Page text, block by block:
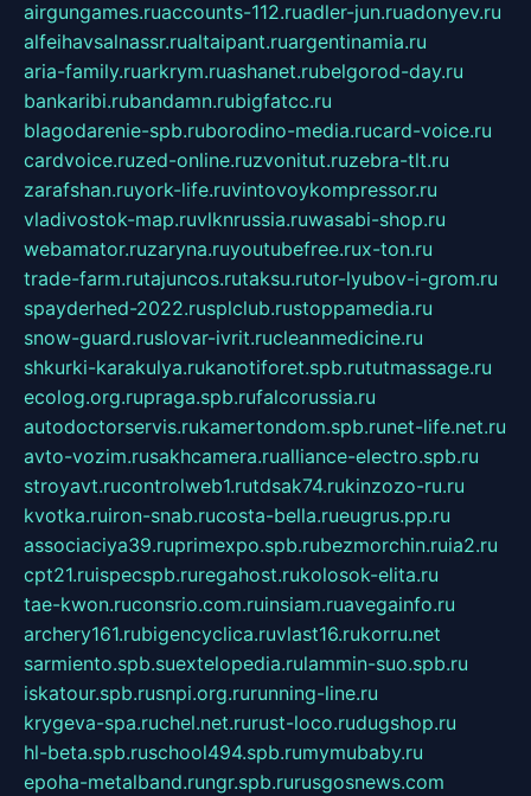
airgungames.ruaccounts-112.ruadler-jun.ruadonyev.ru
alfeihavsalnassr.rualtaipant.ruargentinamia.ru
aria-family.ruarkrym.ruashanet.rubelgorod-day.ru
bankaribi.rubandamn.rubigfatcc.ru
blagodarenie-spb.ruborodino-media.rucard-voice.ru
cardvoice.ruzed-online.ruzvonitut.ruzebra-tlt.ru
zarafshan.ruyork-life.ruvintovoykompressor.ru
vladivostok-map.ruvlknrussia.ruwasabi-shop.ru
webamator.ruzaryna.ruyoutubefree.rux-ton.ru
trade-farm.rutajuncos.rutaksu.rutor-lyubov-i-grom.ru
spayderhed-2022.rusplclub.rustoppamedia.ru
snow-guard.ruslovar-ivrit.rucleanmedicine.ru
shkurki-karakulya.rukanotiforet.spb.rututmassage.ru
ecolog.org.rupraga.spb.rufalcorussia.ru
autodoctorservis.rukamertondom.spb.runet-life.net.ru
avto-vozim.rusakhcamera.rualliance-electro.spb.ru
stroyavt.rucontrolweb1.rutdsak74.rukinzozo-ru.ru
kvotka.ruiron-snab.rucosta-bella.rueugrus.pp.ru
associaciya39.ruprimexpo.spb.rubezmorchin.ruia2.ru
cpt21.ruispecspb.ruregahost.rukolosok-elita.ru
tae-kwon.ruconsrio.com.ruinsiam.ruavegainfo.ru
archery161.rubigencyclica.ruvlast16.rukorru.net
sarmiento.spb.suextelopedia.rulammin-suo.spb.ru
iskatour.spb.rusnpi.org.rurunning-line.ru
krygeva-spa.ruchel.net.rurust-loco.rudugshop.ru
hl-beta.spb.ruschool494.spb.rumymubaby.ru
epoha-metalband.rungr.spb.rurusgosnews.com